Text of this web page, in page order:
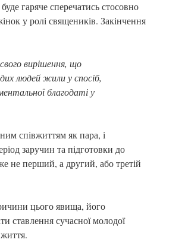
гаряче сперечатись стосовно
у ролі священиків. Закінчення
вирішення, що
людей жили у спосіб,
благодаті у
співжиттям як пара, і
заручин та підготовки до
не перший, а другий, або третій
цього явища, його
ставлення сучасної молодої